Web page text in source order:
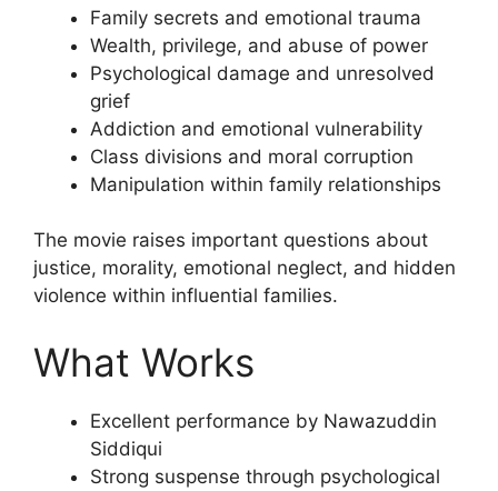
Family secrets and emotional trauma
Wealth, privilege, and abuse of power
Psychological damage and unresolved
grief
Addiction and emotional vulnerability
Class divisions and moral corruption
Manipulation within family relationships
The movie raises important questions about
justice, morality, emotional neglect, and hidden
violence within influential families.
What Works
Excellent performance by Nawazuddin
Siddiqui
Strong suspense through psychological